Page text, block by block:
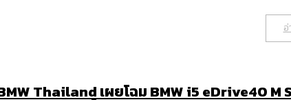
Thailand เผยโฉม BMW i5 eDrive40 M